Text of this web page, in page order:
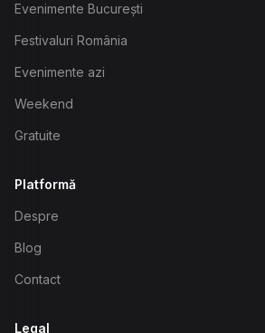
Evenimente București
Festivaluri România
Evenimente azi
Weekend
Gratuite
Platformă
Despre
Blog
Contact
Legal